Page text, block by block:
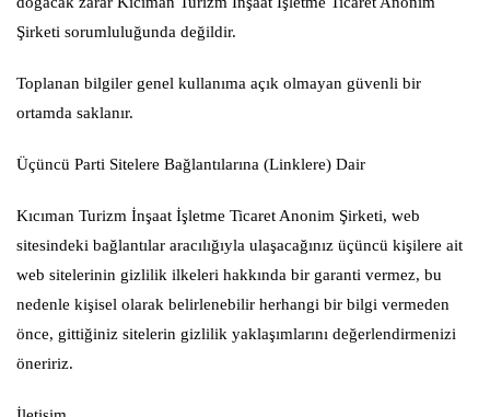
Şirketi sorumluluğunda değildir.
Toplanan bilgiler genel kullanıma açık olmayan güvenli bir
ortamda saklanır.
Üçüncü Parti Sitelere Bağlantılarına (Linklere) Dair
Kıcıman Turizm İnşaat İşletme Ticaret Anonim Şirketi, web
sitesindeki bağlantılar aracılığıyla ulaşacağınız üçüncü kişilere ait
web sitelerinin gizlilik ilkeleri hakkında bir garanti vermez, bu
nedenle kişisel olarak belirlenebilir herhangi bir bilgi vermeden
önce, gittiğiniz sitelerin gizlilik yaklaşımlarını değerlendirmenizi
öneririz.